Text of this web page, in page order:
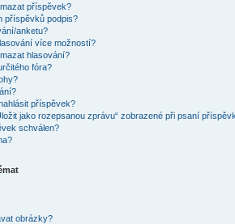
příspěvek?
příspěvků podpis?
anketu?
více možností?
hlasování?
fóra?
příspěvek?
jako rozepsanou zprávu“ zobrazené při psaní
schválen?
obrázky?